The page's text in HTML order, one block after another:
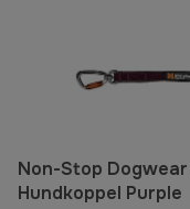
Non-Stop
Hundkoppel Purple